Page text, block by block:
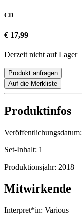
CD
€ 17,99
Derzeit nicht auf Lager
Produkt anfragen
Auf die Merkliste
Produktinfos
Veröffentlichungsdatum:
Set-Inhalt: 1
Produktionsjahr: 2018
Mitwirkende
Interpret*in: Various